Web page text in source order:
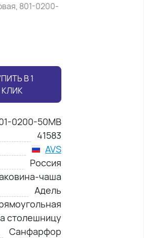
801-0200-
В 1
КЛИК
0200-50MB
41583
AVS
Россия
чаша
Адель
столешницу
Санфарфор